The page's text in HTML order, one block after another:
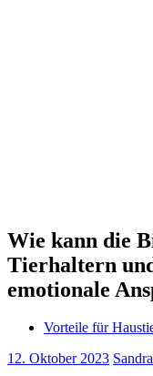
Wie kann die
Tierhaltern
emotionale
Vorteile für
12. Oktober 2023